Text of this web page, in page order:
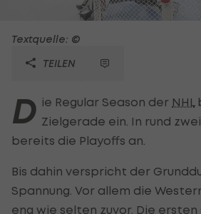
Textquelle: ©
TEILEN
D ie Regular Season der NHL
Zielgerade ein. In rund
bereits die Playoffs an.
Bis dahin verspricht der
Spannung. Vor allem die
eng wie selten zuvor. Die ersten